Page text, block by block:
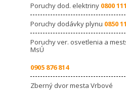
Poruchy dod. elektriny 0800
Poruchy dodávky plynu 0850
Poruchy ver. osvetlenia a
MsÚ
0905 876 814
Zberný dvor mesta Vrbové